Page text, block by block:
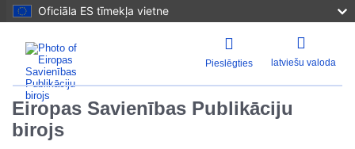
Oficiāla ES tīmekļa vietne
Pieslēgties latviešu valoda
Eiropas Savienības Publikāciju
birojs